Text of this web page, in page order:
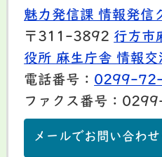
魅力発信課 情報発信
〒311-3892 行方
役所 麻生庁舎 情報交
電話番号： 0299-
ファクス番号：
メールでお問い合わせ